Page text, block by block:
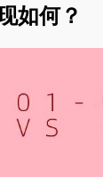
如何？